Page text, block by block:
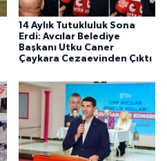
14 Aylık Tutukluluk Sona
Erdi: Avcılar Belediye
Başkanı Utku Caner
Çaykara Cezaevinden Çıktı